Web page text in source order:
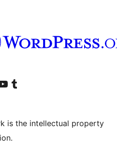
LinkedIn
TikTok
il nostro canale YouTube
Visita il nostro account Tumblr
is the intellectual property